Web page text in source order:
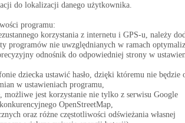
do lokalizacji danego użytkownika.
programu:
korzystania z internetu i GPS-u, należy
programów nie uwzględnianych w ramach
odnośnik do odpowiedniej strony w
dziecka ustawić hasło, dzięki któremu nie będzie
w ustawieniach programu,
możliwe jest korzystanie nie tylko z serwisu Google
OpenStreetMap,
oraz różne częstotliwości odświeżania własnej